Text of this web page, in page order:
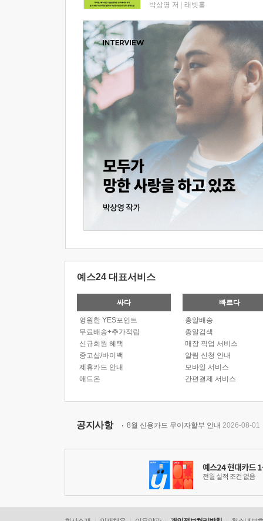
박상영 저 래빗홀
예스24 대표서비스
싸다
영원한 YES포인트
무료배송+추가적립
신규회원 혜택
중고샵/바이백
제휴카드 안내
애드온
빠르다
총알배송
총알검색
매장 픽업 서비스
알림 신청 안내
모바일 서비스
간편결제 서비스
공지사항 8월 신용카드 무이자할부 안내 2026-08-01